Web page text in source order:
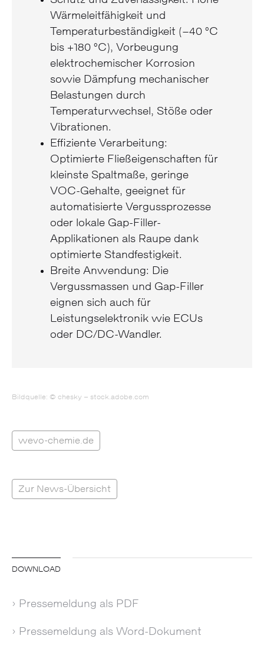
Wärmeleitfähigkeit und
Temperaturbeständigkeit (–40 °C
bis +180 °C), Vorbeugung
elektrochemischer Korrosion
sowie Dämpfung mechanischer
Belastungen durch
Temperaturwechsel, Stöße oder
Vibrationen.
Effiziente Verarbeitung:
Optimierte Fließeigenschaften für
kleinste Spaltmaße, geringe
VOC-Gehalte, geeignet für
automatisierte Vergussprozesse
oder lokale Gap-Filler-
Applikationen als Raupe dank
optimierte Standfestigkeit.
Breite Anwendung: Die
Vergussmassen und Gap-Filler
eignen sich auch für
Leistungselektronik wie ECUs
oder DC/DC-Wandler.
Bildquelle: © chesky – stock.adobe.com
wevo-chemie.de
Zur News-Übersicht
DOWNLOAD
› Pressemeldung als PDF
› Pressemeldung als Word-Dokument